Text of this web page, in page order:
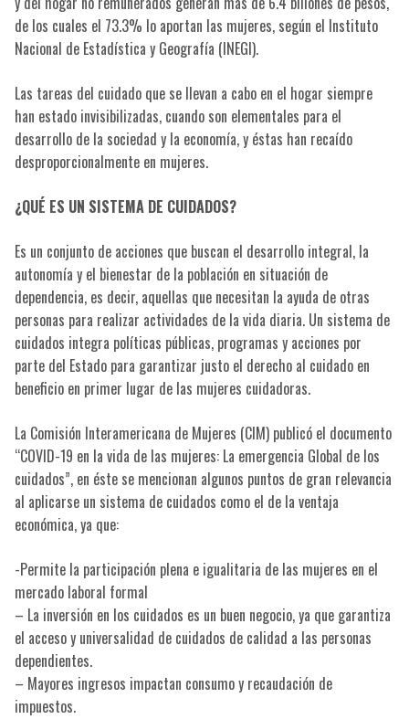
de los cuales el 73.3% lo aportan las mujeres, según el Instituto
Nacional de Estadística y Geografía (INEGI).
Las tareas del cuidado que se llevan a cabo en el hogar siempre
han estado invisibilizadas, cuando son elementales para el
desarrollo de la sociedad y la economía, y éstas han recaído
desproporcionalmente en mujeres.
¿QUÉ ES UN SISTEMA DE CUIDADOS?
Es un conjunto de acciones que buscan el desarrollo integral, la
autonomía y el bienestar de la población en situación de
dependencia, es decir, aquellas que necesitan la ayuda de otras
personas para realizar actividades de la vida diaria. Un sistema de
cuidados integra políticas públicas, programas y acciones por
parte del Estado para garantizar justo el derecho al cuidado en
beneficio en primer lugar de las mujeres cuidadoras.
La Comisión Interamericana de Mujeres (CIM) publicó el documento
“COVID-19 en la vida de las mujeres: La emergencia Global de los
cuidados”, en éste se mencionan algunos puntos de gran relevancia
al aplicarse un sistema de cuidados como el de la ventaja
económica, ya que:
-Permite la participación plena e igualitaria de las mujeres en el
mercado laboral formal
– La inversión en los cuidados es un buen negocio, ya que garantiza
el acceso y universalidad de cuidados de calidad a las personas
dependientes.
– Mayores ingresos impactan consumo y recaudación de
impuestos.